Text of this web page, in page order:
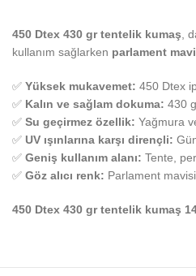
450 Dtex 430 gr tentelik kumaş ,
kullanım sağlarken parlament
✅ Yüksek mukavemet: 450 Dtex
✅ Kalın ve sağlam dokuma: 430
✅ Su geçirmez özellik: Yağmura
✅ UV ışınlarına karşı dirençli:
✅ Geniş kullanım alanı: Tente,
✅ Göz alıcı renk: Parlament
450 Dtex 430 gr tentelik kumaş